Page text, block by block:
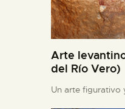
Arte
del Río Vero)
Un arte figurativo